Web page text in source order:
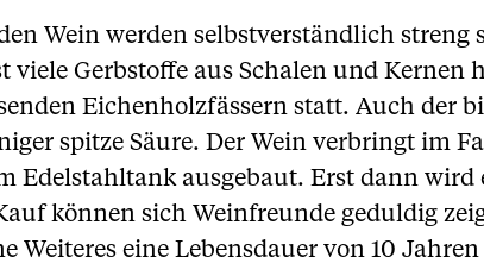
Wein werden selbstverständlich streng
viele Gerbstoffe aus Schalen und
Eichenholzfässern statt. Auch der
spitze Säure. Der Wein verbringt im
Edelstahltank ausgebaut. Erst dann
können sich Weinfreunde geduldig
Weiteres eine Lebensdauer von 10